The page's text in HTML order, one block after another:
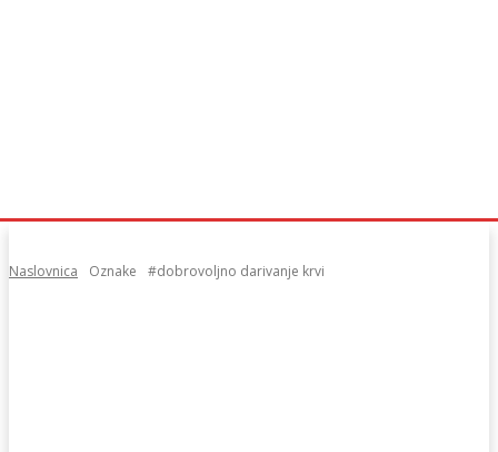
Naslovnica Oznake #dobrovoljno darivanje krvi